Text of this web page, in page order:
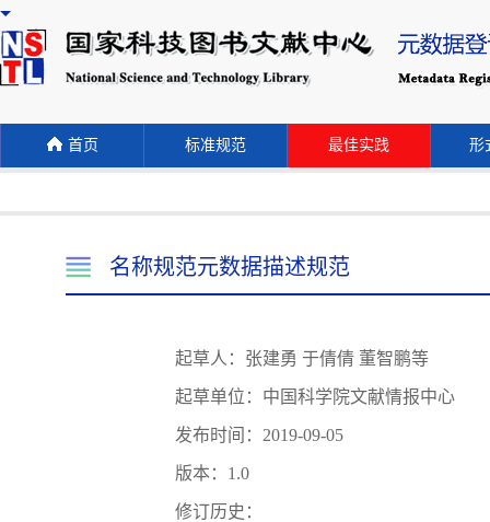
首页 标准规范 最佳实践 形
名称规范元数据描述规范
起草人：张建勇 于倩倩 董智鹏等
起草单位：中国科学院文献情报中心
发布时间：2019-09-05
版本：1.0
修订历史：